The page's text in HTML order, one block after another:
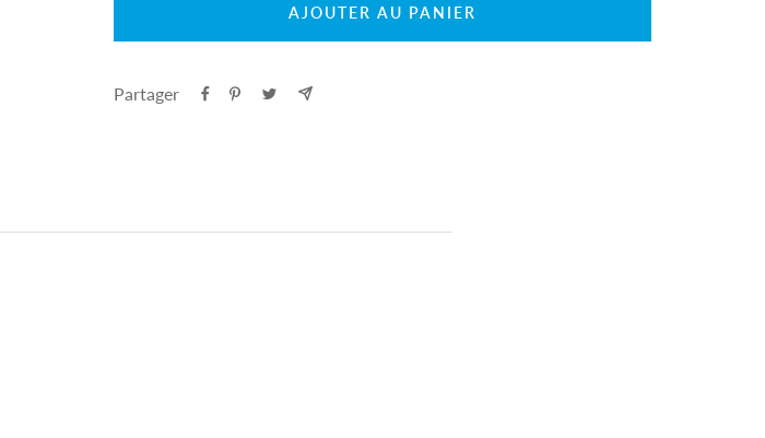
AJOUTER AU PANIER
Partager